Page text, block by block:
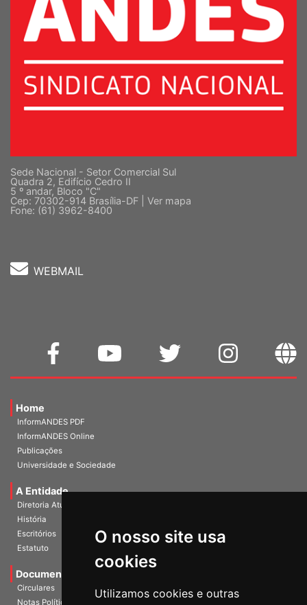
O nosso site usa
cookies
Utilizamos cookies e outras
Sede Nacional - Setor Comercial Sul
Quadra 2, Edifício Cedro II
5 º andar, Bloco "C"
Cep: 70302-914 Brasília-DF | Ver mapa
Fone: (61) 3962-8400
WEBMAIL
Home
InformANDES PDF
InformANDES Online
Publicações
Universidade e Sociedade
A Entidade
Diretoria Atual
História
Escritórios
Estatuto
Documentos
Circulares
Notas Políticas